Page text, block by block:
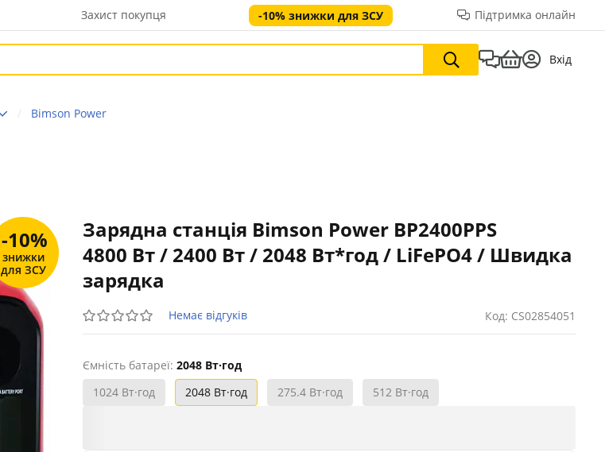
Захист покупця -10% знижки для ЗСУ Підтримка онлайн
Вхід
Bimson Power
Зарядна станція Bimson Power BP2400PPS
4800 Вт / 2400 Вт / 2048 Вт*год / LiFePO4 / Швидка
зарядка
Немає відгуків Код: CS02854051
-10%
знижки
для ЗСУ
Ємність батареї: 2048 Вт·год
1024 Вт·год
2048 Вт·год 275.4 Вт·год 512 Вт·год